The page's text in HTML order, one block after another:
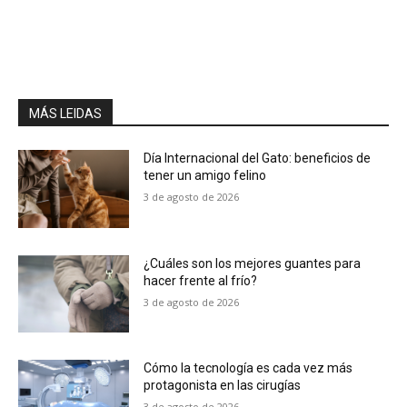
MÁS LEIDAS
Día Internacional del Gato: beneficios de
tener un amigo felino
3 de agosto de 2026
¿Cuáles son los mejores guantes para
hacer frente al frío?
3 de agosto de 2026
Cómo la tecnología es cada vez más
protagonista en las cirugías